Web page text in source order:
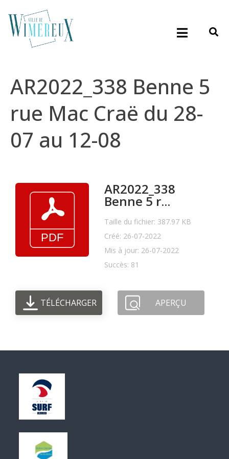
AR2022_338 Benne 5
rue Mac Craë du 28-
07 au 12-08
AR2022_338
Benne 5 r...
Taille du fichier: 387.97 KB
Créé: 26-07-2022
Mis à jour: 26-07-2022
Succès: 81
TÉLÉCHARGER APERÇU